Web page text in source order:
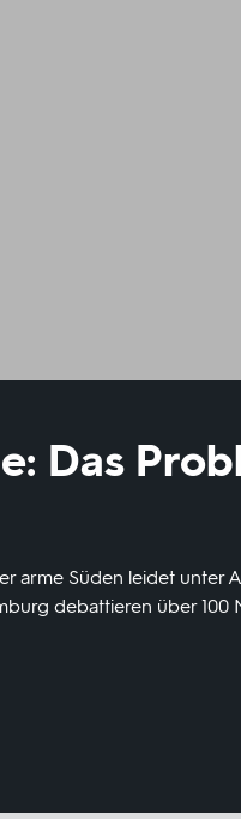
Das
arme Süden leidet unter
debattieren über